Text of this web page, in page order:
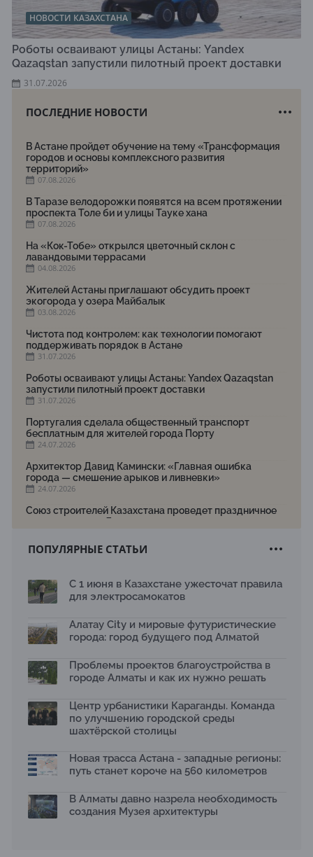
НОВОСТИ КАЗАХСТАНА
Роботы осваивают улицы Астаны: Yandex
Qazaqstan запустили пилотный проект доставки
31.07.2026
ПОСЛЕДНИЕ НОВОСТИ
В Астане пройдет обучение на тему «Трансформация
городов и основы комплексного развития
территорий»
07.08.2026
В Таразе велодорожки появятся на всем протяжении
проспекта Толе би и улицы Тауке хана
07.08.2026
На «Кок-Тобе» открылся цветочный склон с
лавандовыми террасами
04.08.2026
Жителей Астаны приглашают обсудить проект
экогорода у озера Майбалык
03.08.2026
Чистота под контролем: как технологии помогают
поддерживать порядок в Астане
31.07.2026
Роботы осваивают улицы Астаны: Yandex Qazaqstan
запустили пилотный проект доставки
31.07.2026
Португалия сделала общественный транспорт
бесплатным для жителей города Порту
24.07.2026
Архитектор Давид Камински: «Главная ошибка
города — смешение арыков и ливневки»
24.07.2026
Союз строителей Казахстана проведет праздничное
мероприятие ко Дню строителя
Новый Строительный кодекс: что изменилось для
17.07.2026
рободоставки в Астане
15.07.2026
2026 принимает заявки до 31 июля
13.07.2026
темой новой выставки в «Целинном»
13.07.2026
Қазақстан»: воспитанники подарили вторую жизнь
отходам
08.07.2026
Ко Дню столицы в Нуре благоустроили шесть
общественных пространств
06.07.2026
ПОПУЛЯРНЫЕ СТАТЬИ
С 1 июня в Казахстане ужесточат правила
для электросамокатов
Алатау City и мировые футуристические
города: город будущего под Алматой
Проблемы проектов благоустройства в
городе Алматы и как их нужно решать
Центр урбанистики Караганды. Команда
по улучшению городской среды
шахтёрской столицы
Новая трасса Астана - западные регионы:
путь станет короче на 560 километров
В Алматы давно назрела необходимость
создания Музея архитектуры